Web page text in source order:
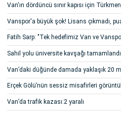
Van'ın dördüncü sınır kapısı için
Vanspor'a büyük şok! Lisans çıkmadı,
Fatih Sarp: "Tek hedefimiz Van ve
Sahil yolu üniversite kavşağı tamamlandı
Van’daki düğünde damada yaklaşık 20
Erçek Gölü’nün sessiz misafirleri
Van’da trafik kazası:2 yaralı